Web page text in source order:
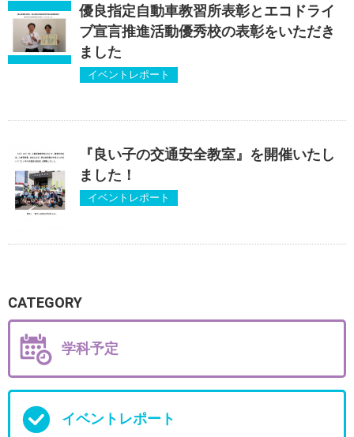
優良指定自動車教習所表彰とエコドライ
ブ宣言推進活動優秀校の表彰をいただき
ました
イベントレポート
『良い子の交通安全教室』を開催いたし
ました！
イベントレポート
CATEGORY
学科予定
イベントレポート